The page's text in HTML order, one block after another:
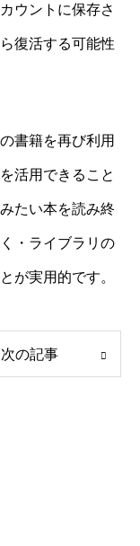
ウントに保存さ
復活する可能性
書籍を再び利用
活用できること
たい本を読み終
・ライブラリの
が実用的です。
次の記事